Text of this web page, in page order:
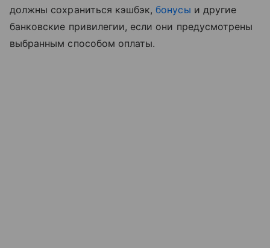
должны сохраниться кэшбэк,бонусы и другие
банковские привилегии, если они предусмотрены
выбранным способом оплаты.